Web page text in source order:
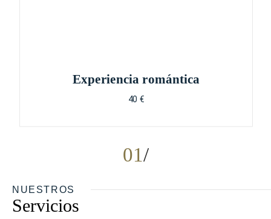
01
Experiencia romántica
40 €
NUESTROS
Servicios